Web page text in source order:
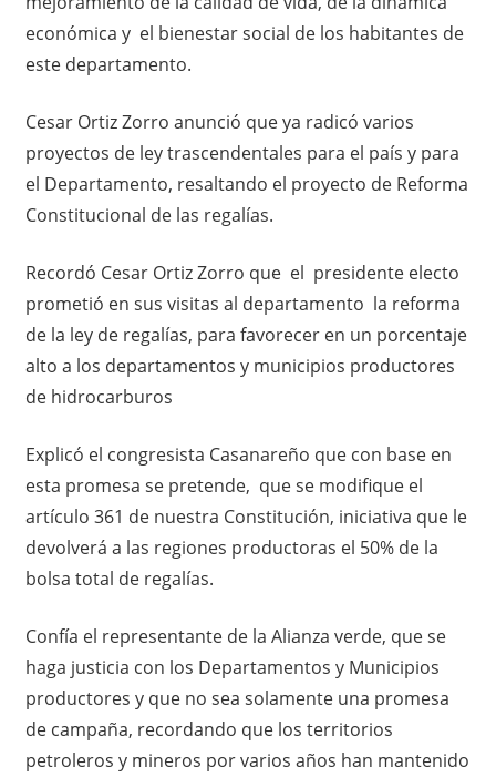
económica y el bienestar social de los habitantes de
este departamento.
Cesar Ortiz Zorro anunció que ya radicó varios
proyectos de ley trascendentales para el país y para
el Departamento, resaltando el proyecto de Reforma
Constitucional de las regalías.
Recordó Cesar Ortiz Zorro que el presidente electo
prometió en sus visitas al departamento la reforma
de la ley de regalías, para favorecer en un porcentaje
alto a los departamentos y municipios productores
de hidrocarburos
Explicó el congresista Casanareño que con base en
esta promesa se pretende, que se modifique el
artículo 361 de nuestra Constitución, iniciativa que le
devolverá a las regiones productoras el 50% de la
bolsa total de regalías.
Confía el representante de la Alianza verde, que se
haga justicia con los Departamentos y Municipios
productores y que no sea solamente una promesa
de campaña, recordando que los territorios
petroleros y mineros por varios años han mantenido